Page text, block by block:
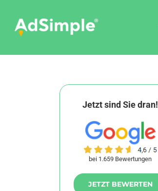
content
Jetzt sind Sie dran!
bei 1.659 Bewertungen
JETZT BEWERTEN